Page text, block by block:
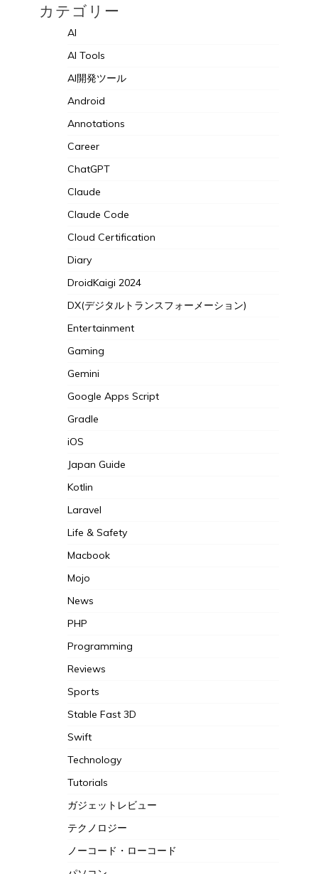
カテゴリー
AI
AI Tools
AI開発ツール
Android
Annotations
Career
ChatGPT
Claude
Claude Code
Cloud Certification
Diary
DroidKaigi 2024
DX(デジタルトランスフォーメーション)
Entertainment
Gaming
Gemini
Google Apps Script
Gradle
iOS
Japan Guide
Kotlin
Laravel
Life & Safety
Macbook
Mojo
News
PHP
Programming
Reviews
Sports
Stable Fast 3D
Swift
Technology
Tutorials
ガジェットレビュー
テクノロジー
ノーコード・ローコード